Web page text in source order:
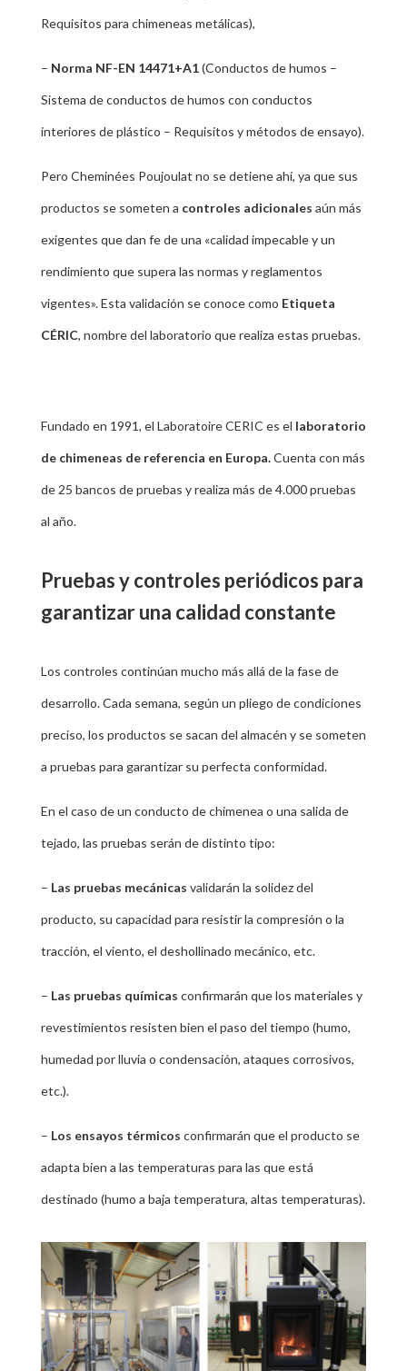
Requisitos para chimeneas metálicas),
– Norma NF-EN 14471+A1(Conductos de humos –
Sistema de conductos de humos con conductos
interiores de plástico – Requisitos y métodos de ensayo).
Pero Cheminées Poujoulat no se detiene ahí, ya que sus
productos se someten a controles adicionales aún más
exigentes que dan fe de una «calidad impecable y un
rendimiento que supera las normas y reglamentos
vigentes». Esta validación se conoce como Etiqueta
CÉRIC, nombre del laboratorio que realiza estas pruebas.
Fundado en 1991, el Laboratoire CERIC es el laboratorio
de chimeneas de referencia en Europa.Cuenta con más
de 25 bancos de pruebas y realiza más de 4.000 pruebas
al año.
Pruebas y controles periódicos para
garantizar una calidad constante
Los controles continúan mucho más allá de la fase de
desarrollo. Cada semana, según un pliego de condiciones
preciso, los productos se sacan del almacén y se someten
a pruebas para garantizar su perfecta conformidad.
En el caso de un conducto de chimenea o una salida de
tejado, las pruebas serán de distinto tipo:
– Las pruebas mecánicas validarán la solidez del
producto, su capacidad para resistir la compresión o la
tracción, el viento, el deshollinado mecánico, etc.
– Las pruebas químicas confirmarán que los materiales y
revestimientos resisten bien el paso del tiempo (humo,
humedad por lluvia o condensación, ataques corrosivos,
etc.).
– Los ensayos térmicos confirmarán que el producto se
adapta bien a las temperaturas para las que está
destinado (humo a baja temperatura, altas temperaturas).